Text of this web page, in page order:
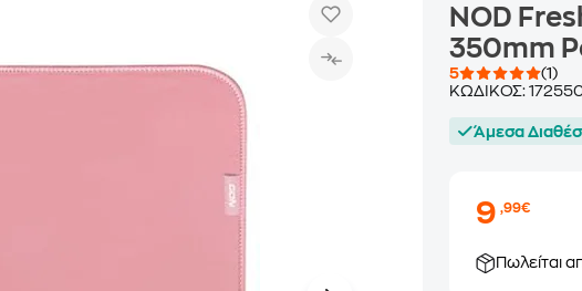
NOD
350mm
5
(1)
ΚΩΔΙΚΟΣ:
Άμεσα
9,99€
Πωλείται